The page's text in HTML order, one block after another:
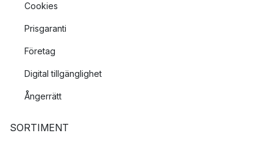
Cookies
Prisgaranti
Företag
Digital tillgänglighet
Ångerrätt
SORTIMENT